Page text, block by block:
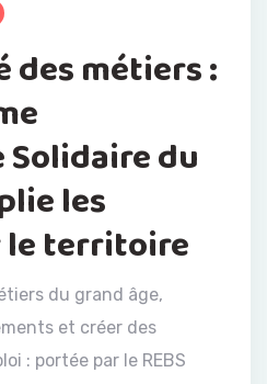
métiers :
du
les
le territoire
du grand âge,
et créer des
: portée par le REBS